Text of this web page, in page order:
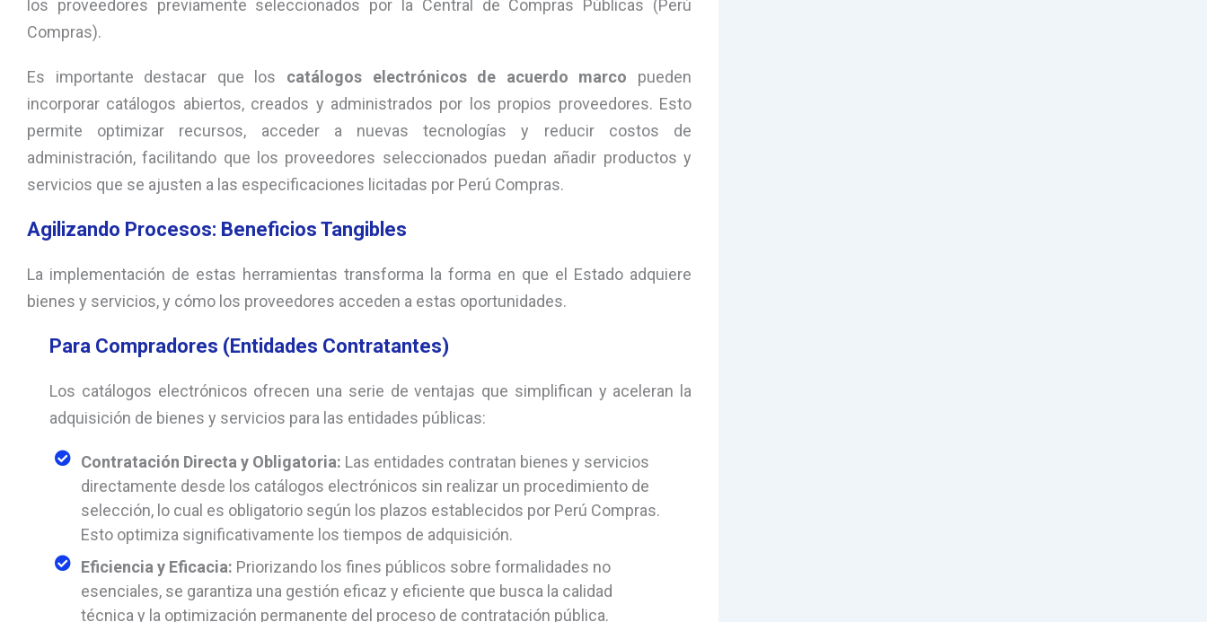
los proveedores previamente seleccionados por la Central de Compras Públicas (Perú
Compras).
Es importante destacar que los catálogos electrónicos de acuerdo marco pueden
incorporar catálogos abiertos, creados y administrados por los propios proveedores. Esto
permite optimizar recursos, acceder a nuevas tecnologías y reducir costos de
administración, facilitando que los proveedores seleccionados puedan añadir productos y
servicios que se ajusten a las especificaciones licitadas por Perú Compras.
Agilizando Procesos: Beneficios Tangibles
La implementación de estas herramientas transforma la forma en que el Estado adquiere
bienes y servicios, y cómo los proveedores acceden a estas oportunidades.
Para Compradores (Entidades Contratantes)
Los catálogos electrónicos ofrecen una serie de ventajas que simplifican y aceleran la
adquisición de bienes y servicios para las entidades públicas:
Contratación Directa y Obligatoria: Las entidades contratan bienes y servicios
directamente desde los catálogos electrónicos sin realizar un procedimiento de
selección, lo cual es obligatorio según los plazos establecidos por Perú Compras.
Esto optimiza significativamente los tiempos de adquisición.
Eficiencia y Eficacia: Priorizando los fines públicos sobre formalidades no
esenciales, se garantiza una gestión eficaz y eficiente que busca la calidad
técnica y la optimización permanente del proceso de contratación pública.